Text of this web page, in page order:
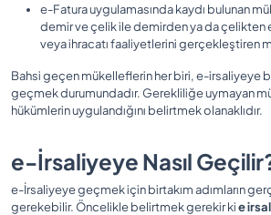
e-Fatura uygulamasında kaydı bulunan
demir ve çelik ile demirden ya da çelikten
veya ihracatı faaliyetlerini gerçekleştiren
Bahsi geçen mükelleflerin her biri, e-irsaliyeye
geçmek durumundadır. Gerekliliğe uymayan
hükümlerin uygulandığını belirtmek olanaklıdır.
e-İrsaliyeye Nasıl
e-İrsaliyeye geçmek için birtakım adımların
gerekebilir. Öncelikle belirtmek gerekir kie